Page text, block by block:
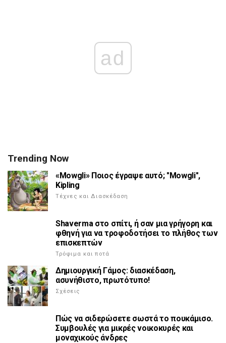
ad
Trending Now
«Mowgli» Ποιος έγραψε αυτό; "Mowgli",
Kipling
Τέχνες και Διασκέδαση
Shaverma στο σπίτι, ή σαν μια γρήγορη και
φθηνή για να τροφοδοτήσει το πλήθος των
επισκεπτών
Τρόφιμα και ποτά
Δημιουργική Γάμος: διασκέδαση,
ασυνήθιστο, πρωτότυπο!
Σχέσεις
Πώς να σιδερώσετε σωστά το πουκάμισο.
Συμβουλές για μικρές νοικοκυρές και
μοναχικούς άνδρες